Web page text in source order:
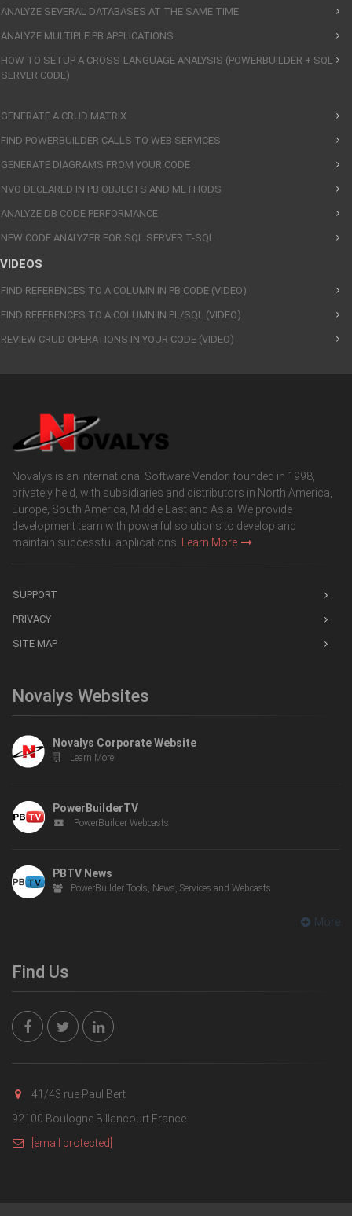
ANALYZE SEVERAL DATABASES AT THE SAME TIME
ANALYZE MULTIPLE PB APPLICATIONS
HOW TO SETUP A CROSS-LANGUAGE ANALYSIS (POWERBUILDER + SQL
SERVER CODE)
GENERATE A CRUD MATRIX
FIND POWERBUILDER CALLS TO WEB SERVICES
GENERATE DIAGRAMS FROM YOUR CODE
NVO DECLARED IN PB OBJECTS AND METHODS
ANALYZE DB CODE PERFORMANCE
NEW CODE ANALYZER FOR SQL SERVER T-SQL
VIDEOS
FIND REFERENCES TO A COLUMN IN PB CODE (VIDEO)
FIND REFERENCES TO A COLUMN IN PL/SQL (VIDEO)
REVIEW CRUD OPERATIONS IN YOUR CODE (VIDEO)
Novalys is an international Software Vendor, founded in 1998,
privately held, with subsidiaries and distributors in North America,
Europe, South America, Middle East and Asia. We provide
development team with powerful solutions to develop and
maintain successful applications. Learn More
SUPPORT
PRIVACY
SITE MAP
Novalys Websites
Novalys Corporate Website
Learn More
PowerBuilderTV
PowerBuilder Webcasts
PBTV News
PowerBuilder Tools, News, Services and Webcasts
More
Find Us
41/43 rue Paul Bert
92100 Boulogne Billancourt France
[email protected]